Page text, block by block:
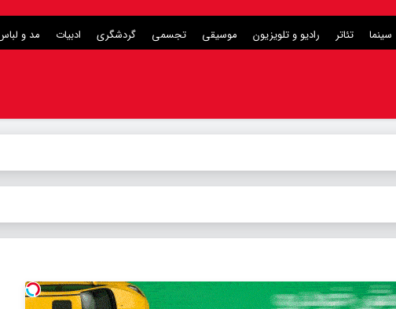
سینما تئاتر رادیو و تلویزیون موسیقی تجسمی گردشگری ادبیات مد و